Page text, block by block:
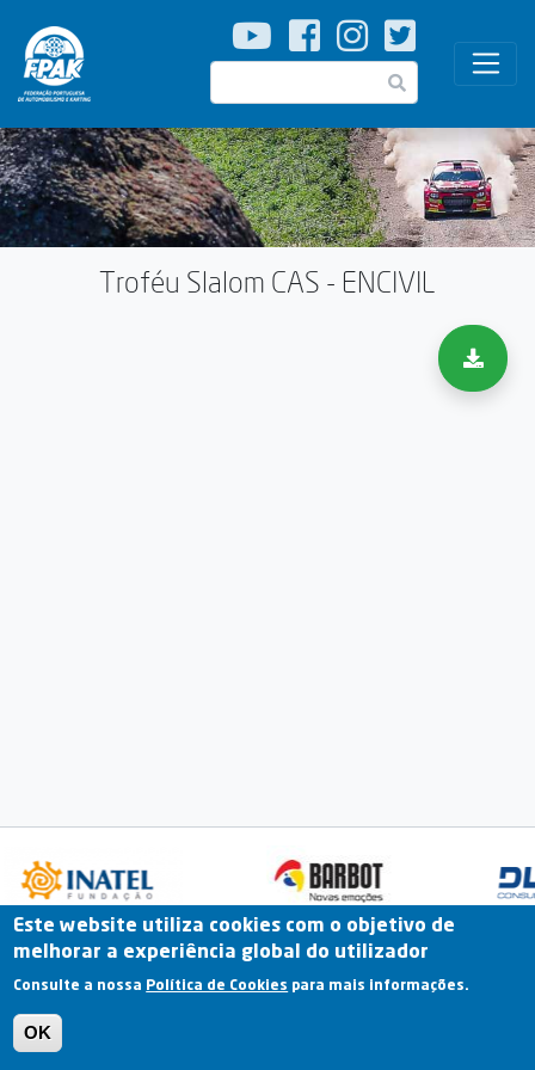
Passar
para
o
Pesquisar
Troféu Slalom CAS - ENCIVIL
Previous
Fale Connosco Portal Online Arquivo
Termos e Condições | Política de Privacidade |
Este website utiliza cookies com o objetivo de
melhorar a experiência global do utilizador
Consulte a nossa Política de Cookies para mais informações.
OK